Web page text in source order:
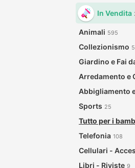
In Vendita
Animali 595
Collezionismo
Giardino e Fai
Arredamento e
Abbigliamento
Sports 25
Tutto per i
Telefonia 108
Cellulari -
Libri - Riviste 9